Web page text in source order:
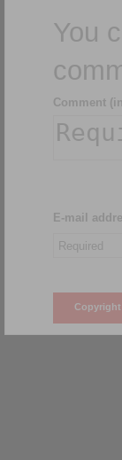
You
Comment (in
E-mail